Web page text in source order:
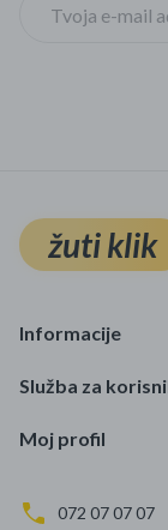
žuti klik
Informacije
Služba za
Moj profil
072 07 07 07